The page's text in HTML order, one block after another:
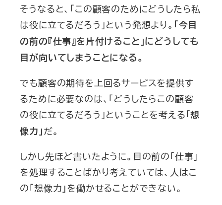
そうなると、「この顧客のためにどうしたら私
は役に立てるだろう」という発想より。 「今目
の前の『仕事』を片付けること」にどうしても
目が向いてしまうことになる。
でも顧客の期待を上回るサービスを提供す
るために必要なのは、「どうしたらこの顧客
の役に立てるだろう」ということを考える「想
像力」だ。
しかし先ほど書いたように。目の前の「仕事」
を処理することばかり考えていては、人はこ
の「想像力」を働かせることができない。